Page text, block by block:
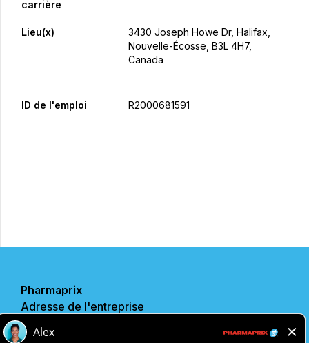
carrière
Lieu(x)
3430 Joseph Howe Dr, Halifax,
Nouvelle-Écosse, B3L 4H7,
Canada
ID de l'emploi R2000681591
Pharmaprix
Adresse de l'entreprise
243 Consumers Road
Toronto, ON